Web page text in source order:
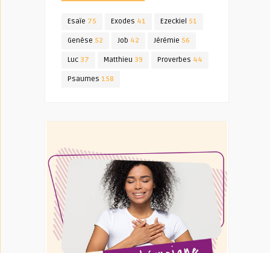
Esaïe 75 Exodes 41 Ezeckiel 51
Genèse 52 Job 42 Jérémie 56
Luc 37 Matthieu 39 Proverbes 44
Psaumes 158